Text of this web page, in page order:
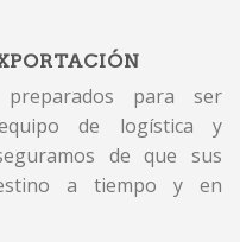
para ser
de logística y
de que sus
a tiempo y en